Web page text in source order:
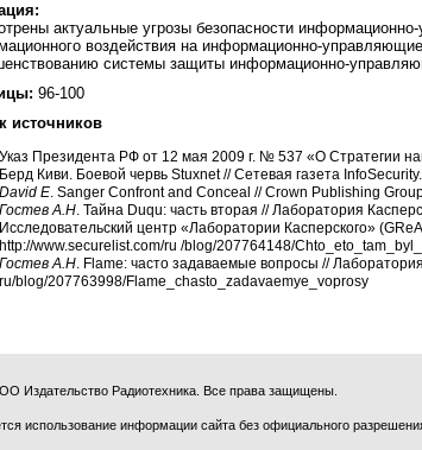
актуальные угрозы безопасности
воздействия на информационно-
системы защиты информационно-
96-100
источников
Указ Президента РФ от 12 мая 2009 г. № 537 «О Стратегии
Берд Киви. Боевой червь Stuxnet // Сетевая газета
David E. Sanger Confront and Conceal // Crown Publishing
Гостев А.Н. Тайна Duqu: часть вторая // Лаборатория
Исследовательский центр «Лаборатории Касперского»
http://www.securelist.com/ru /blog/207764148/
Гостев А.Н. Flame: часто задаваемые вопросы //
ru/blog/207763998/Flame_chasto_zadavaemye_voprosy
Издательство Радиотехника. Все права защищены.
использование информации сайта без официального